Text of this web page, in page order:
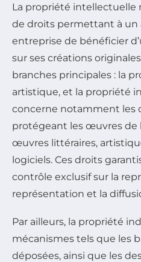
La propriété intellectuelle
de droits permettant à un
entreprise de bénéficier
sur ses créations
branches principales : la
artistique, et la propriété
concerne notamment les
protégeant les œuvres de
œuvres littéraires,
logiciels. Ces droits
contrôle exclusif sur la
représentation et la
Par ailleurs, la propriété
mécanismes tels que les
déposées, ainsi que les